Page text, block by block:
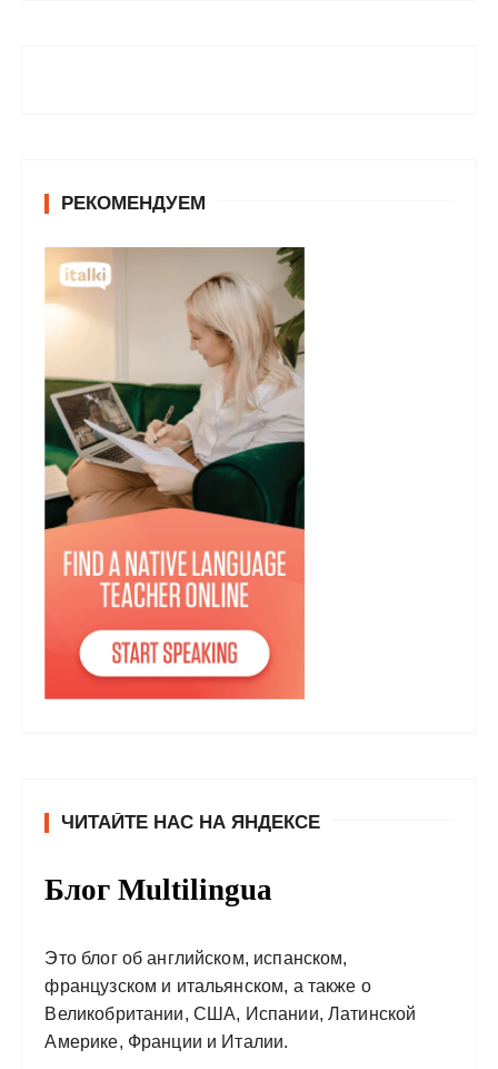
РЕКОМЕНДУЕМ
ЧИТАЙТЕ НАС НА ЯНДЕКСЕ
Блог Multilingua
Это блог об английском, испанском,
французском и итальянском, а также о
Великобритании, США, Испании, Латинской
Америке, Франции и Италии.